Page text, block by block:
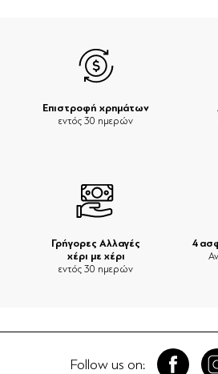
Επιστροφή χρημάτων
εντός 30 ημερών
Γρήγορες Αλλαγές
χέρι με χέρι
εντός 30 ημερών
4
Follow us on: